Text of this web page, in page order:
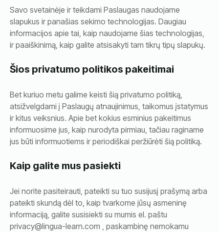
Savo svetainėje ir teikdami Paslaugas naudojame
slapukus ir panašias sekimo technologijas. Daugiau
informacijos apie tai, kaip naudojame šias technologijas,
ir paaiškinimą, kaip galite atsisakyti tam tikrų tipų slapukų.
Šios privatumo politikos pakeitimai
Bet kuriuo metu galime keisti šią privatumo politiką,
atsižvelgdami į Paslaugų atnaujinimus, taikomus įstatymus
ir kitus veiksnius. Apie bet kokius esminius pakeitimus
informuosime jus, kaip nurodyta pirmiau, tačiau raginame
jus būti informuotiems ir periodiškai peržiūrėti šią politiką.
Kaip galite mus pasiekti
Jei norite pasiteirauti, pateikti su tuo susijusį prašymą arba
pateikti skundą dėl to, kaip tvarkome jūsų asmeninę
informaciją, galite susisiekti su mumis el. paštu
privacy@lingua-learn.com , paskambinę nemokamu